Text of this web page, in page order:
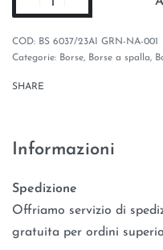
BS 6037/23AI GRN-NA-001
Categorie: Borse, Borse a spalla,
SHARE
Informazioni
Spedizione
Offriamo servizio di
gratuita per ordini